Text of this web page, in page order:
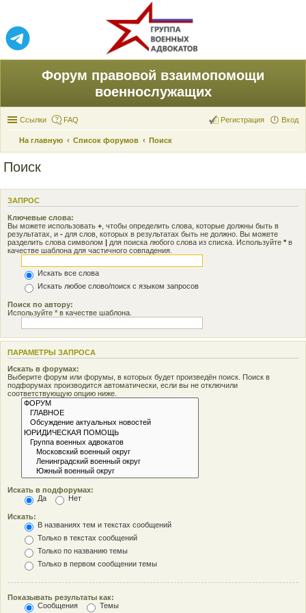
Форум правовой взаимопомощи
военнослужащих
Ссылки FAQ Вход
Регистрация
На главную Список форумов Поиск
Поиск
ЗАПРОС
Ключевые слова:
Вы можете использовать + , чтобы определить слова, которые должны быть в
результатах, и - для слов, которых в результатах быть не должно. Вы можете
разделить слова символом | для поиска любого слова из списка. Используйте * в
качестве шаблона для частичного совпадения.
Искать все слова
Искать любое слово/поиск с языком запросов
Поиск по автору:
Используйте * в качестве шаблона.
ПАРАМЕТРЫ ЗАПРОСА
Искать в форумах:
Выберите форум или форумы, в которых будет произведён поиск. Поиск в
подфорумах производится автоматически, если вы не отключили
соответствующую опцию ниже.
Искать в подфорумах:
Да
Нет
Искать:
В названиях тем и текстах сообщений
Только в текстах сообщений
Только по названию темы
Только в первом сообщении темы
Показывать результаты как:
Сообщения
Темы